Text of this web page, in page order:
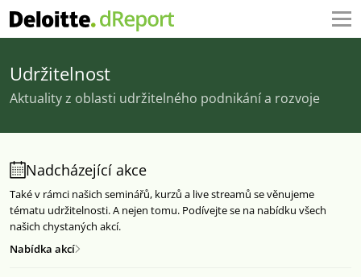
Udržitelnost
Aktuality z oblasti udržitelného podnikání a rozvoje
Nadcházející akce
Také v rámci našich seminářů, kurzů a live streamů se věnujeme
tématu udržitelnosti. A nejen tomu. Podívejte se na nabídku všech
našich chystaných akcí.
Nabídka akcí